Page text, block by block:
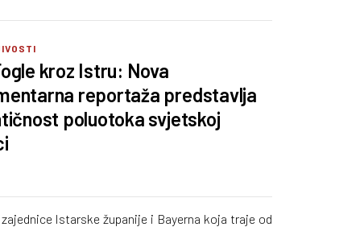
kroz Istru: Nova
reportaža predstavlja
poluotoka svjetskoj
Istarske županije i Bayerna koja traje od